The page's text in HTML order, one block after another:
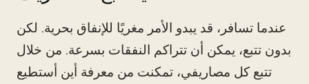
عندما تسافر، قد يبدو الأمر مغريًا للإنفاق بحرية. لكن
بدون تتبع، يمكن أن تتراكم النفقات بسرعة. من خلال
تتبع كل مصاريفي، تمكنت من معرفة أين أستطيع